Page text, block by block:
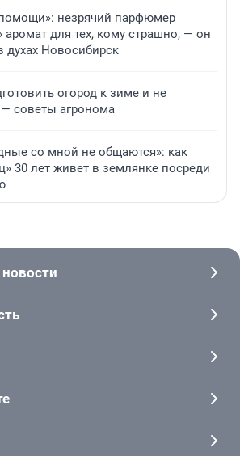
помощи»: незрячий парфюмер
для тех, кому страшно, — он
духах Новосибирск
огород к зиме и не
— советы агронома
со мной не общаются»: как
30 лет живет в землянке посреди